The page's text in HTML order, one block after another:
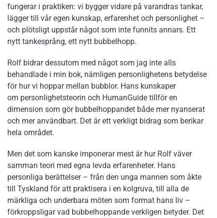
fungerar i praktiken: vi bygger vidare på varandras tankar,
lägger till vår egen kunskap, erfarenhet och personlighet –
och plötsligt uppstår något som inte funnits annars. Ett
nytt tankesprång, ett nytt bubbelhopp.
Rolf bidrar dessutom med något som jag inte alls
behandlade i min bok, nämligen personlighetens betydelse
för hur vi hoppar mellan bubblor. Hans kunskaper
om personlighetsteorin och HumanGuide tillför en
dimension som gör bubbelhoppandet både mer nyanserat
och mer användbart. Det är ett verkligt bidrag som berikar
hela området.
Men det som kanske imponerar mest är hur Rolf väver
samman teori med egna levda erfarenheter. Hans
personliga berättelser – från den unga mannen som åkte
till Tyskland för att praktisera i en kolgruva, till alla de
märkliga och underbara möten som format hans liv –
förkroppsligar vad bubbelhoppande verkligen betyder. Det